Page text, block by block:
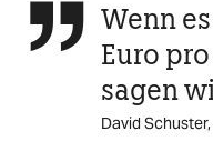
 Wenn
Euro
sagen
David